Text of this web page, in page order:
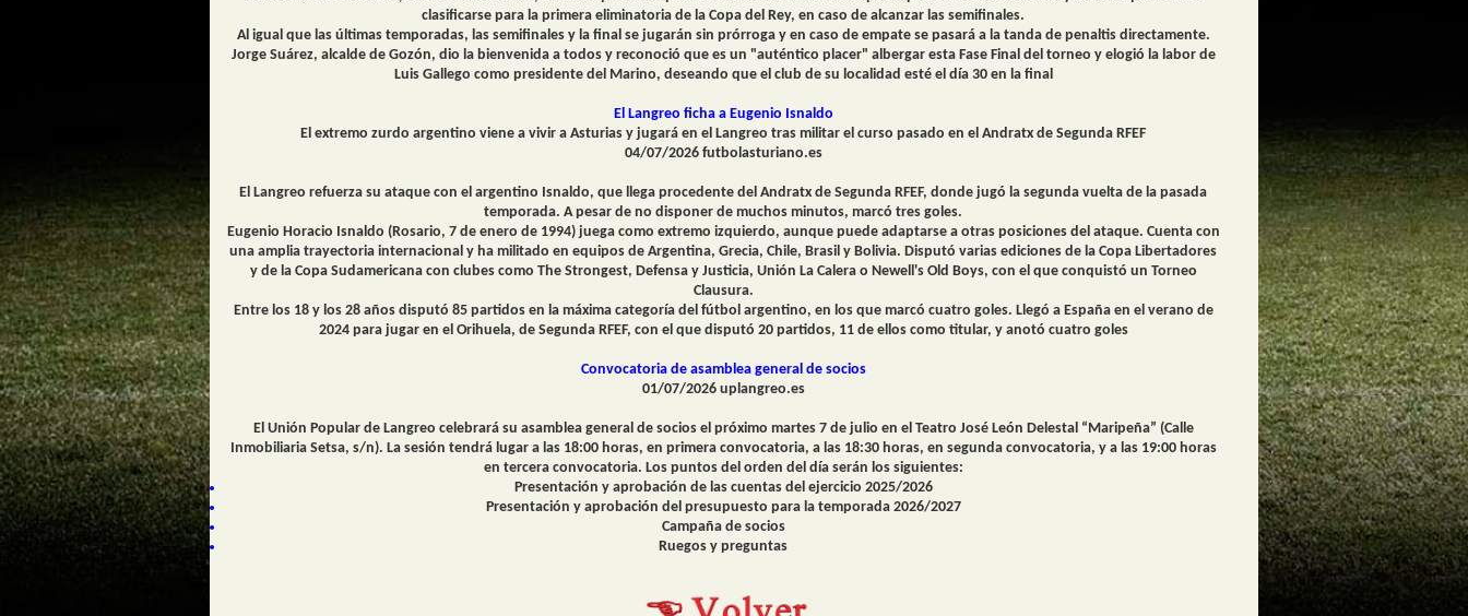
clasificarse para la primera eliminatoria de la Copa del Rey, en caso de alcanzar las semifinales.
Al igual que las últimas temporadas, las semifinales y la final se jugarán sin prórroga y en caso de empate se pasará a la tanda de penaltis directamente.
Jorge Suárez, alcalde de Gozón, dio la bienvenida a todos y reconoció que es un "auténtico placer" albergar esta Fase Final del torneo y elogió la labor de
Luis Gallego como presidente del Marino, deseando que el club de su localidad esté el día 30 en la final
El Langreo ficha a Eugenio Isnaldo
El extremo zurdo argentino viene a vivir a Asturias y jugará en el Langreo tras militar el curso pasado en el Andratx de Segunda RFEF
04/07/2026 futbolasturiano.es
El Langreo refuerza su ataque con el argentino Isnaldo, que llega procedente del Andratx de Segunda RFEF, donde jugó la segunda vuelta de la pasada
temporada. A pesar de no disponer de muchos minutos, marcó tres goles.
Eugenio Horacio Isnaldo (Rosario, 7 de enero de 1994) juega como extremo izquierdo, aunque puede adaptarse a otras posiciones del ataque. Cuenta con
una amplia trayectoria internacional y ha militado en equipos de Argentina, Grecia, Chile, Brasil y Bolivia. Disputó varias ediciones de la Copa Libertadores
y de la Copa Sudamericana con clubes como The Strongest, Defensa y Justicia, Unión La Calera o Newell's Old Boys, con el que conquistó un Torneo
Clausura.
Entre los 18 y los 28 años disputó 85 partidos en la máxima categoría del fútbol argentino, en los que marcó cuatro goles. Llegó a España en el verano de
2024 para jugar en el Orihuela, de Segunda RFEF, con el que disputó 20 partidos, 11 de ellos como titular, y anotó cuatro goles
Convocatoria de asamblea general de socios
01/07/2026 uplangreo.es
El Unión Popular de Langreo celebrará su asamblea general de socios el próximo martes 7 de julio en el Teatro José León Delestal “Maripeña” (Calle
Inmobiliaria Setsa, s/n). La sesión tendrá lugar a las 18:00 horas, en primera convocatoria, a las 18:30 horas, en segunda convocatoria, y a las 19:00 horas
en tercera convocatoria. Los puntos del orden del día serán los siguientes:
Presentación y aprobación de las cuentas del ejercicio 2025/2026
Presentación y aprobación del presupuesto para la temporada 2026/2027
Campaña de socios
Ruegos y preguntas